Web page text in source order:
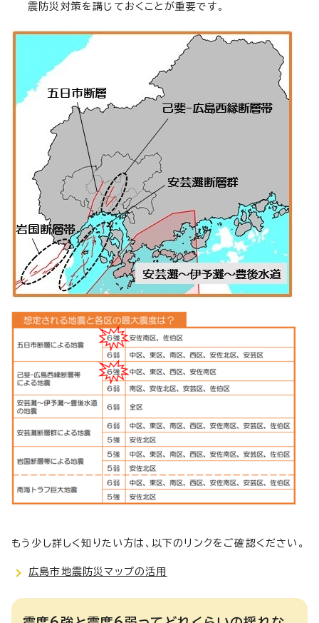
震防災対策を講じておくことが重要です。
もう少し詳しく知りたい方は、以下のリンクをご確認ください。
広島市地震防災マップの活用